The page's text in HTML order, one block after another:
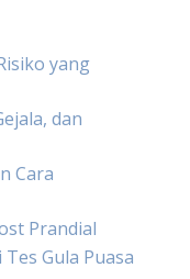
yang
dan
Cara
Prandial
Gula Puasa